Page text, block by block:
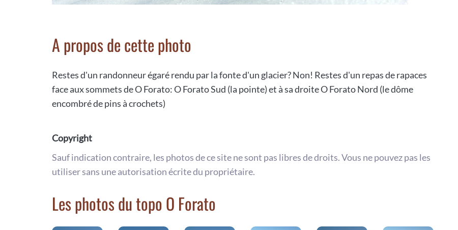
A propos de cette photo
Restes d'un randonneur égaré rendu par la fonte d'un glacier? Non! Restes d'un repas de rapaces
face aux sommets de O Forato: O Forato Sud (la pointe) et à sa droite O Forato Nord (le dôme
encombré de pins à crochets)
Copyright
Sauf indication contraire, les photos de ce site ne sont pas libres de droits. Vous ne pouvez pas les
utiliser sans une autorisation écrite du propriétaire.
Les photos du topo O Forato